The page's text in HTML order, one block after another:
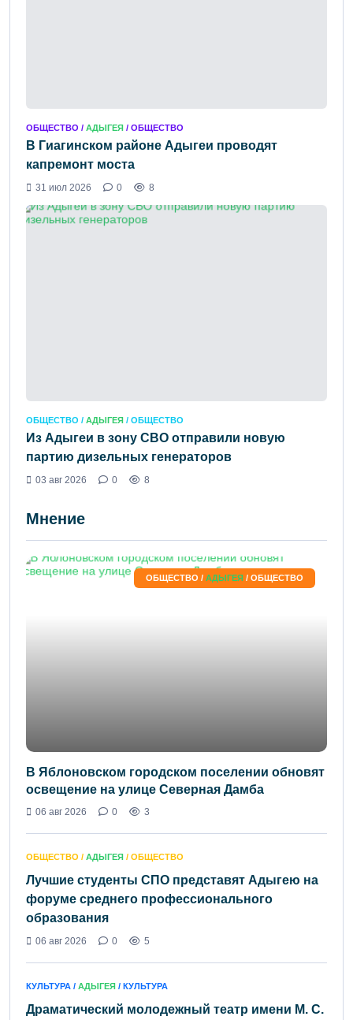
ОБЩЕСТВО / АДЫГЕЯ / ОБЩЕСТВО
В Гиагинском районе Адыгеи проводят
капремонт моста
31 июл 2026 0 8
ОБЩЕСТВО / АДЫГЕЯ / ОБЩЕСТВО
Из Адыгеи в зону СВО отправили новую
партию дизельных генераторов
03 авг 2026 0 8
Мнение
ОБЩЕСТВО / АДЫГЕЯ / ОБЩЕСТВО
В Яблоновском городском поселении обновят
освещение на улице Северная Дамба
06 авг 2026 0 3
ОБЩЕСТВО / АДЫГЕЯ / ОБЩЕСТВО
Лучшие студенты СПО представят Адыгею на
форуме среднего профессионального
образования
06 авг 2026 0 5
КУЛЬТУРА / АДЫГЕЯ / КУЛЬТУРА
Драматический молодежный театр имени М. С.